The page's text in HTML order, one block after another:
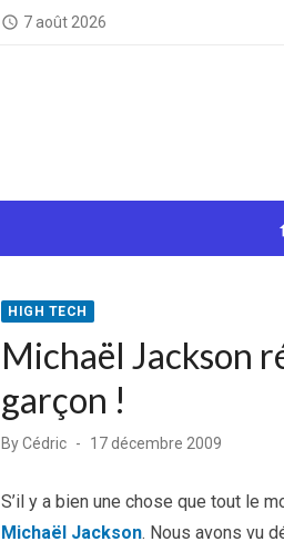
access_time 7 août 2026
HIGH TECH
Michaël Jackson
garçon !
ByCédric
Posted
17 décembre 2009
S’il y a bien une chose que tout le
Michaël Jackson. Nous avons vu